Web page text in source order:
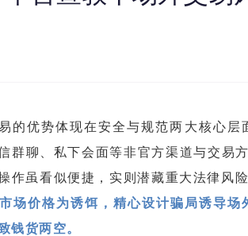
的优势体现在安全与规范两大核心
群聊、私下会面等非官方渠道与交易
作虽看似便捷，实则潜藏重大法律风
场价格为诱饵，精心设计骗局诱导
钱货两空。